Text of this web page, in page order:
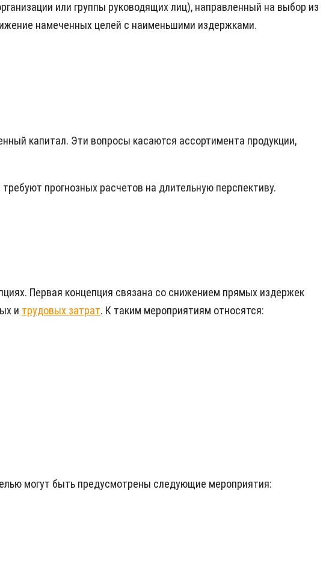
или группы руководящих лиц), направленный на выбор из
намеченных целей с наименьшими издержками.
капитал. Эти вопросы касаются ассортимента продукции,
прогнозных расчетов на длительную перспективу.
Первая концепция связана со снижением прямых издержек
и трудовых затрат. К таким мероприятиям относятся:
могут быть предусмотрены следующие мероприятия: